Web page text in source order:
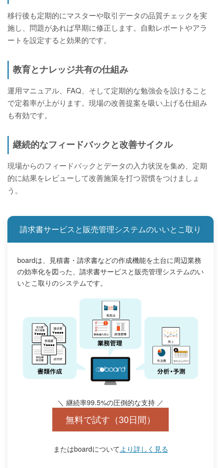
移行後も定期的にマスターや取引データの品質チェックを実
施し、問題があれば早期に修正します。自動レポートやアラ
ートを設定すると効果的です。
教育とナレッジ共有の仕組み
運用マニュアル、FAQ、そして定期的な勉強会を設けること
で定着率が上がります。現場の改善提案を吸い上げる仕組み
も有効です。
継続的なフィードバックと改善サイクル
現場からのフィードバックとデータの入力状況を集め、定期
的に結果をレビューして改善施策を打つ習慣をつけましょ
う。
請求書サービスと販売管理システムのいいとこ取り
boardは、見積書・請求書などの作成機能を土台に周辺業務
の効率化を図った、請求書サービスと販売管理システムのい
いとこ取りのシステムです。
＼ 継続率99.5%の圧倒的な支持 ／
無料で試す（30日間）
またはboardについてより詳しく見る